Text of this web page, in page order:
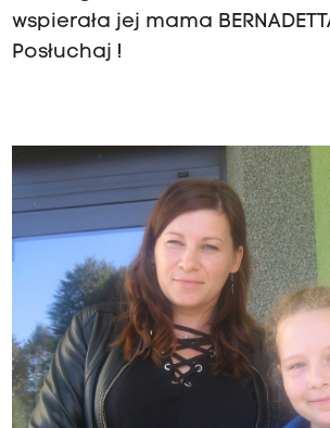
wspierała jej mama
Posłuchaj !